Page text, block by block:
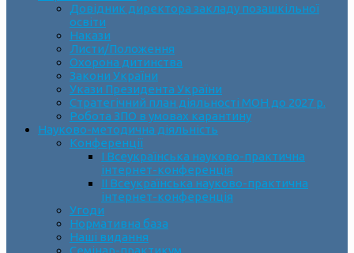
Довідник директора закладу позашкільної
освіти
Накази
Листи/Положення
Охорона дитинства
Закони України
Укази Президента України
Стратегічний план діяльності МОН до 2027 р.
Робота ЗПО в умовах карантину
Науково-методична діяльність
Конференції
І Всеукраїнська науково-практична
інтернет-конференція
ІІ Всеукраїнська науково-практична
інтернет-конференція
Угоди
Нормативна база
Наші видання
Семінар-практикум